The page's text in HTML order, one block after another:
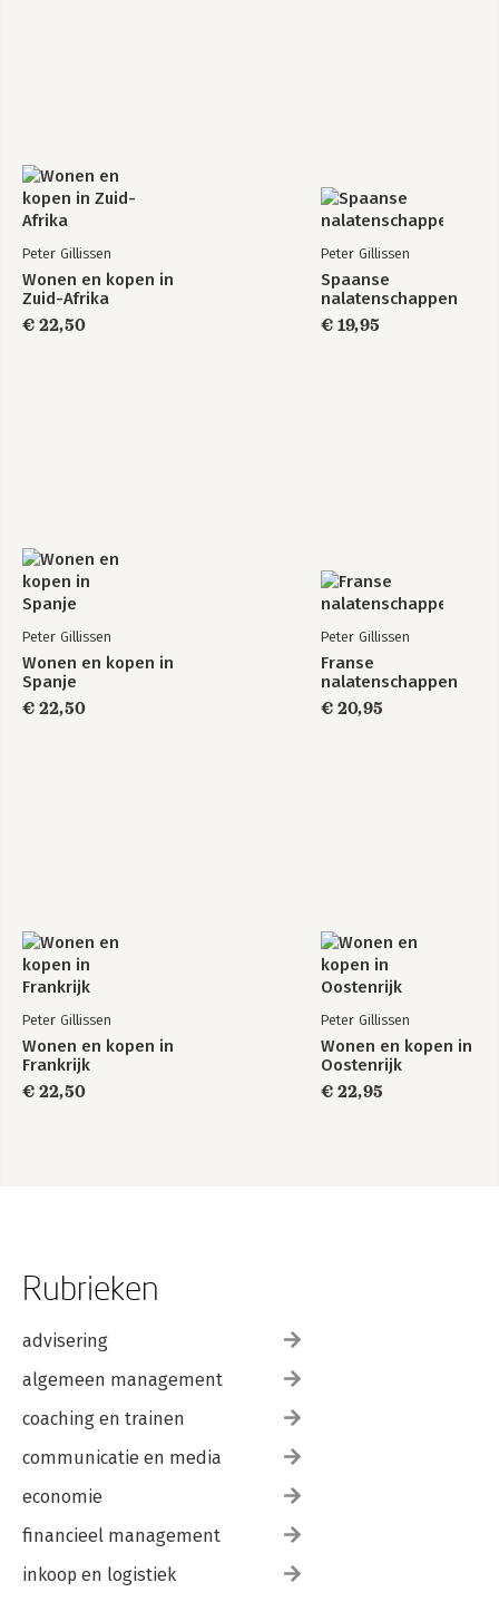
Frankrijk
Griekenland
Hongarije
Nederland
Oostenrijk
Portugal
Spanje
Bijlagen en Bronnen
Peter Gillissen
Wonen en kopen in
Zuid-Afrika
€ 22,50
Peter Gillissen
Spaanse
nalatenschappen
€ 19,95
Peter Gillissen
Wonen en kopen in
Spanje
€ 22,50
Peter Gillissen
Franse
nalatenschappen
€ 20,95
Peter Gillissen
Wonen en kopen in
Frankrijk
€ 22,50
Peter Gillissen
Wonen en kopen in
Oostenrijk
€ 22,95
Rubrieken
advisering
algemeen management
coaching en trainen
communicatie en media
economie
financieel management
inkoop en logistiek